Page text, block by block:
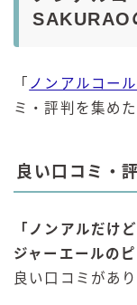
SAKURAO
「 ノンアルコー
ミ・評判を集め
良い口コミ・
「ノンアルだけ
ジャーエールの
良い口コミがあ